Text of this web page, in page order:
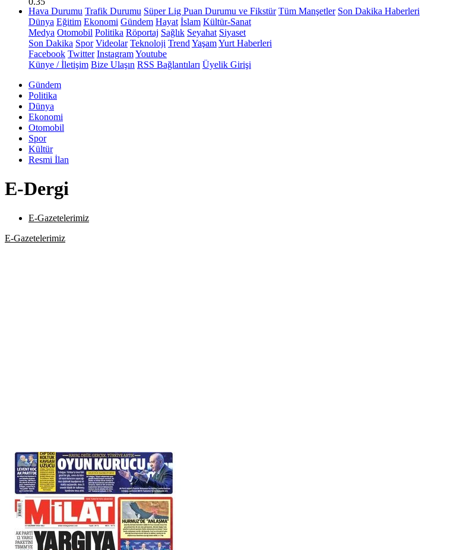
Hava Durumu Trafik Durumu Süper Lig Puan Durumu ve Fikstür Tüm Manşetler Son Dakika Haberleri
Dünya Eğitim Ekonomi Gündem Hayat İslam Kültür-Sanat
Medya Otomobil Politika Röportaj Sağlık Seyahat Siyaset
Son Dakika Spor Videolar Teknoloji Trend YaşamYurt Haberleri
Facebook Twitter InstagramYoutube
Künye / İletişim Bize Ulaşın RSS Bağlantıları Üyelik Girişi
Gündem
Politika
Dünya
Ekonomi
Otomobil
Spor
Kültür
Resmi İlan
E-Dergi
E-Gazetelerimiz
E-Gazetelerimiz